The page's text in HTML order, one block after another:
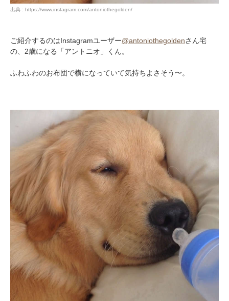
出典 : https://www.instagram.com/antoniothegolden/
ご紹介するのはInstagramユーザー@antoniothegoldenさん宅
の、2歳になる「アントニオ」くん。
ふわふわのお布団で横になっていて気持ちよさそう〜。